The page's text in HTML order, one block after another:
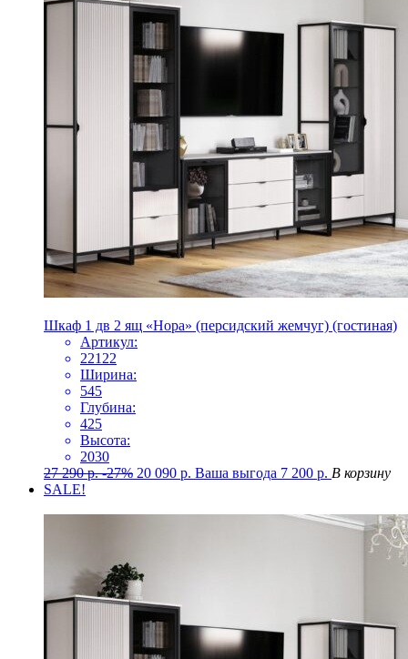
Шкаф 1 дв 2 ящ «Нора» (персидский жемчуг) (гостиная)
Артикул:
22122
Ширина:
545
Глубина:
425
Высота:
2030
27 290р. -27% 20 090 р. Ваша выгода 7 200 р. В корзину
SALE!